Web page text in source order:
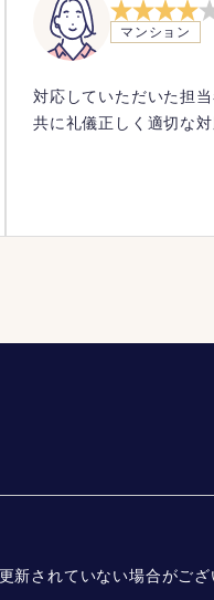
マンション
対応していただいた担
共に礼儀正しく適切な対
されていない場合がござ